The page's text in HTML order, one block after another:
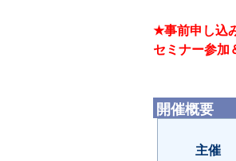
★事前申し込
セミナー参加
開催概要
主催